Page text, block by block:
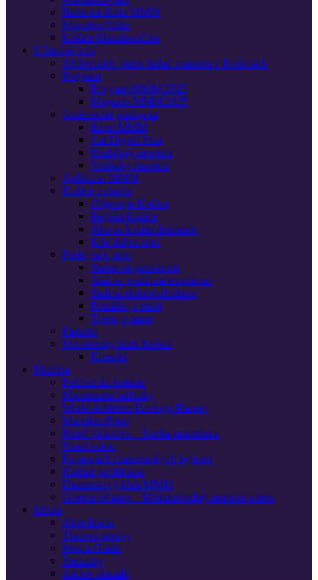
Bežecká škola MMM
MarathonTalks
Košice MarathonCast
Užitočné info
10 dôvodov prečo bežať maratón v Košiciach
Program
Program MMM 2025
Magazín MMM 2025
Sprievodné podujatia
Expo MMM
Cat Digital Run
Hudobný maratón
Vodácky maratón
Aplikácia MMM
Košice a okolie
Objavujte Košice
Región Košice
Ako sa k nám dostanete
Kde dobre spať
Pridaj sa k nám
Staňte sa partnerom
Staň sa vodičom/tempárom
Staň sa dobrovoľníkom
Pomáhaj s nami
Trénuj s nami
Partneri
Maratónsky klub Košice
Kontakt
História
Pohľad do histórie
Maratónske míľniky
World Athletics Heritage Plaque
MarathonPoint
Posol víťazstva – Socha maratónca
Posol mieru
Po stopách maratónskych legiend
Knižné publikácie
Diamantový klub MMM
Galéria víťazov · Medzinárodný maratón mieru
Médiá
Akreditácia
Tlačové správy
Media Guide
Štatistiky
Archív aktualít